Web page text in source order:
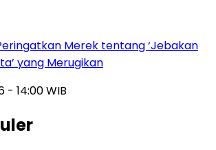
Merek tentang ‘Jebakan
yang Merugikan
- 14:00 WIB